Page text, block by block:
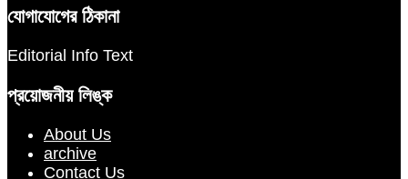
যোগাযোগের ঠিকানা
Editorial Info Text
প্রয়োজনীয় লিঙ্ক
About Us
archive
Contact Us